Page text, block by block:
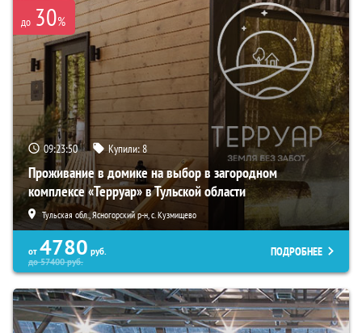
до 30%
09:23:48 Купили:8
Проживание в домике на выбор в загородном
комплексе «Терруар» в Тульской области
Тульская обл., Ясногорский р-н, с. Кузмищево
от 4780 руб.
до57400руб.
ПОДРОБНЕЕ